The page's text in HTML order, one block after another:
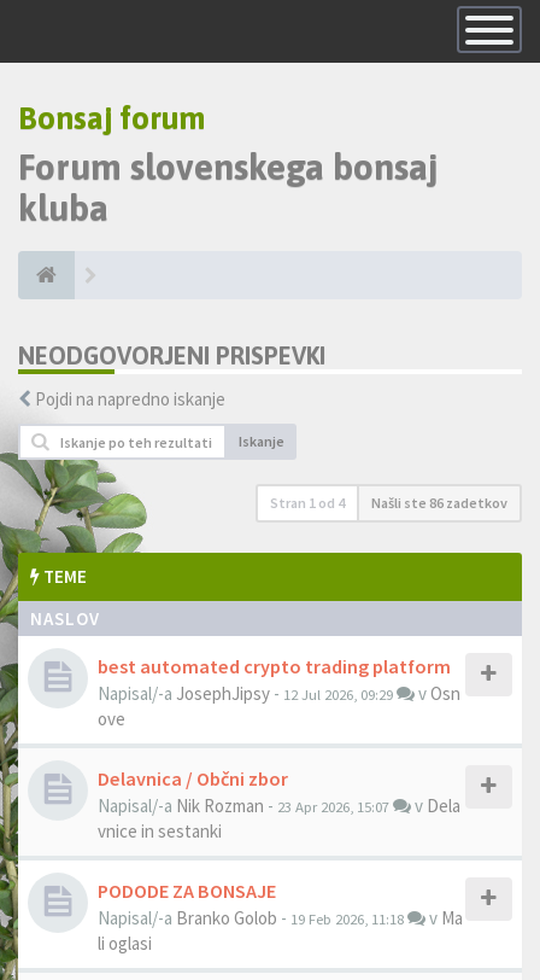
Skrij
navigacijo
Bonsaj forum
Forum slovenskega bonsaj
kluba
NEODGOVORJENI PRISPEVKI
Pojdi na napredno iskanje
Iskanje
Stran 1 od 4 Našli ste 86 zadetkov
TEME
NASLOV
best automated crypto trading platform
Napisal/-a JosephJipsy - 12 Jul 2026, 09:29 vOsn
ove
Delavnica / Občni zbor
Napisal/-a Nik Rozman - 23 Apr 2026, 15:07 v Dela
vnice in sestanki
PODODE ZA BONSAJE
Napisal/-a Branko Golob - 19 Feb 2026, 11:18 v Ma
li oglasi